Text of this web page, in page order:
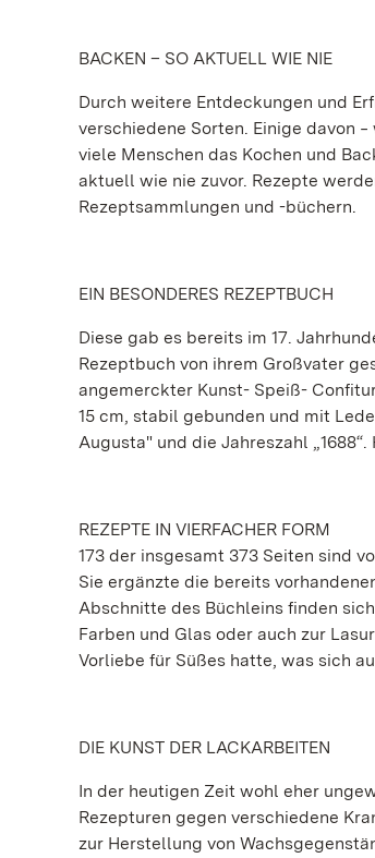
BACKEN – SO AKTUELL WIE NIE
Durch weitere Entdeckungen und
verschiedene Sorten. Einige davon
viele Menschen das Kochen und
aktuell wie nie zuvor. Rezepte
Rezeptsammlungen und -büchern.
EIN BESONDERES REZEPTBUCH
Diese gab es bereits im 17.
Rezeptbuch von ihrem Großvater
angemerckter Kunst- Speiß-
15 cm, stabil gebunden und mit
Augusta" und die Jahreszahl
REZEPTE IN VIERFACHER FORM
173 der insgesamt 373 Seiten sind
Sie ergänzte die bereits
Abschnitte des Büchleins finden
Farben und Glas oder auch zur
Vorliebe für Süßes hatte, was sich
DIE KUNST DER LACKARBEITEN
In der heutigen Zeit wohl eher
Rezepturen gegen verschiedene
zur Herstellung von